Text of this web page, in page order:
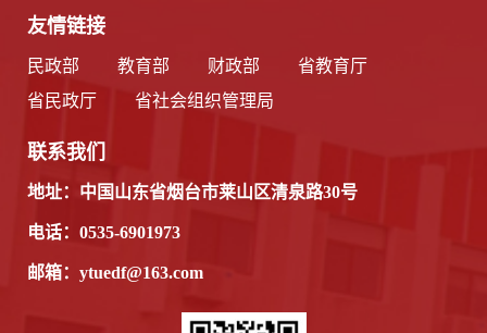
友情链接
民政部 教育部 财政部
省教育厅
省民政厅
省社会组织管理局
联系我们
地址：中国山东省烟台市莱山区清泉路30号
电话：0535-6901973
邮箱：ytuedf@163.com